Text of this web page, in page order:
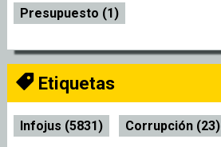
Presupuesto (1)
Etiquetas
Infojus (5831) Corrupción (23)